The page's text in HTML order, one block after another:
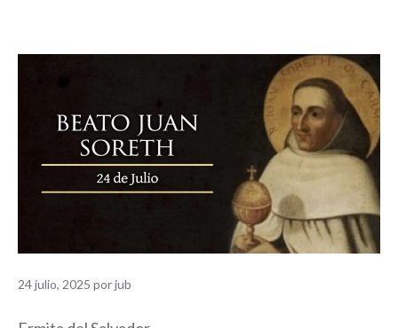
24 julio, 2025 porjub